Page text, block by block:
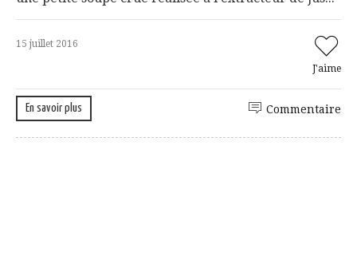
15 juillet 2016
J'aime
En savoir plus Commentaire